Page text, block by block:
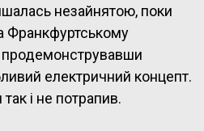
незайнятою, поки
Франкфуртському
продемонструвавши
електричний концепт.
і не потрапив.